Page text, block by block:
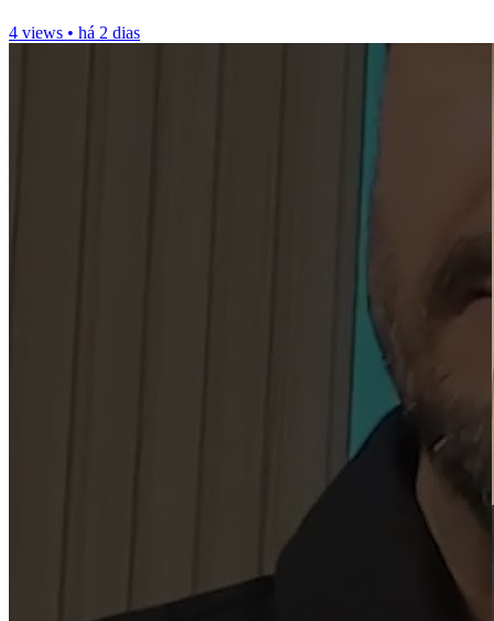
4 views • há 2 dias